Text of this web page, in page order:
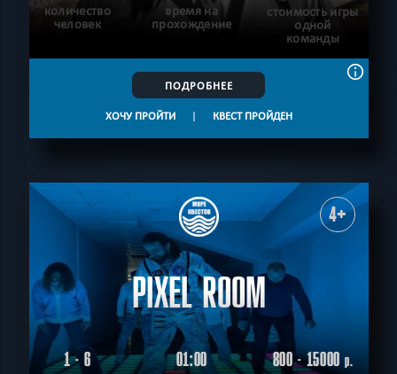
количество
человек
время на
прохождение
стоимость игры
одной
команды
ПОДРОБНЕЕ
ХОЧУ ПРОЙТИ | КВЕСТ ПРОЙДЕН
4+
PIXEL ROOM
1 - 6 01:00 800 - 15000р.